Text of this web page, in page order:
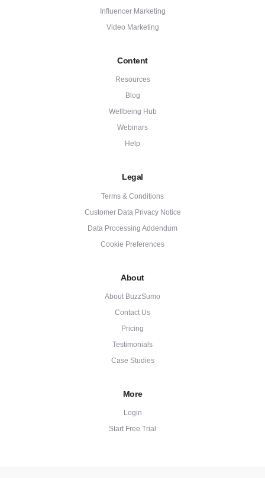
Influencer Marketing
Video Marketing
Content
Resources
Blog
Wellbeing Hub
Webinars
Help
Legal
Terms & Conditions
Customer Data Privacy Notice
Data Processing Addendum
Cookie Preferences
About
About BuzzSumo
Contact Us
Pricing
Testimonials
Case Studies
More
Login
Start Free Trial